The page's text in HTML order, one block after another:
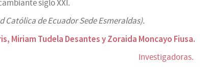
siglo XXI.
de Ecuador Sede Esmeraldas).
Miriam Tudela Desantes y Zoraida Moncayo Fiusa.
Investigadoras.